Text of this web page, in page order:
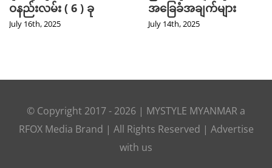
မယ့် Styling Tips များ
September 28th, 2024
အတွက် ဖက်ရှင် Tips
များ
© Copyright 2017 - 2026|MYSTYLE MYANMARa
Brand | All Rights Reserved |